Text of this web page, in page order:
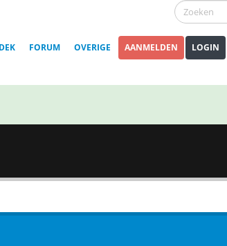
FORUM OVERIGE AANMELDEN LOGIN